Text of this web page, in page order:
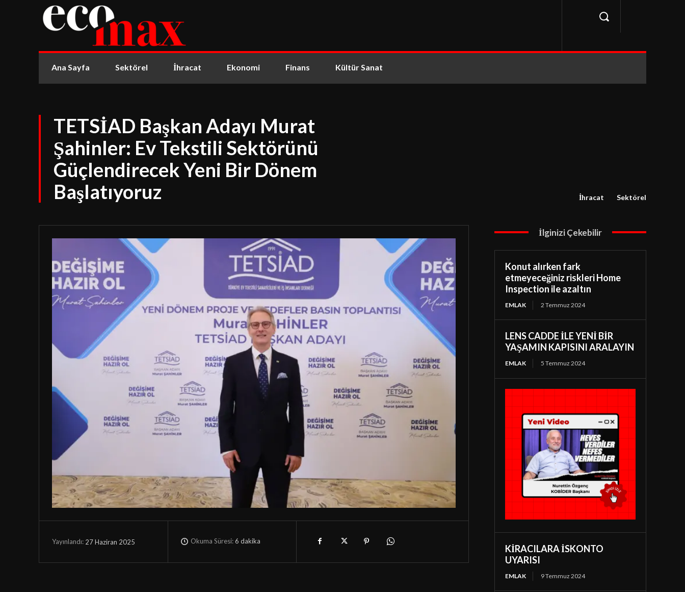
Ana Sayfa Sektörel İhracat Ekonomi Finans Kültür Sanat
TETSİAD Başkan Adayı Murat
Şahinler: Ev Tekstili Sektörünü
Güçlendirecek Yeni Bir Dönem
Başlatıyoruz
İhracat Sektörel
Yayınlandı: 27 Haziran 2025 Okuma Süresi:6 dakika
İlginizi Çekebilir
Konut alırken fark
etmeyeceğiniz riskleri Home
Inspection ile azaltın
EMLAK 2 Temmuz 2024
LENS CADDE İLE YENİ BİR
YAŞAMIN KAPISINI ARALAYIN
EMLAK 5 Temmuz 2024
KİRACILARA İSKONTO
UYARISI
EMLAK 9 Temmuz 2024